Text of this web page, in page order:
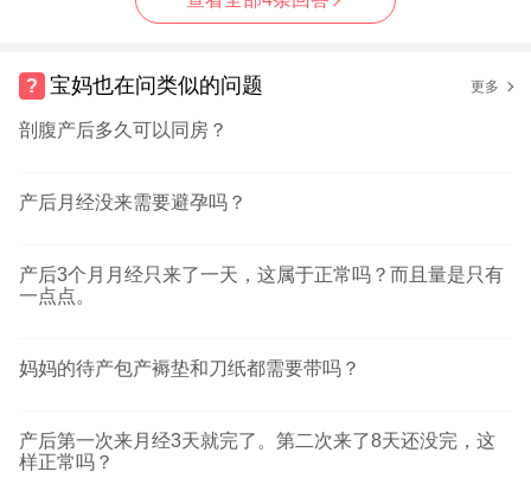
宝妈也在问类似的问题 更多
剖腹产后多久可以同房？
产后月经没来需要避孕吗？
产后3个月月经只来了一天，这属于正常吗？而且量是只有
一点点。
妈妈的待产包产褥垫和刀纸都需要带吗？
产后第一次来月经3天就完了。第二次来了8天还没完，这
样正常吗？